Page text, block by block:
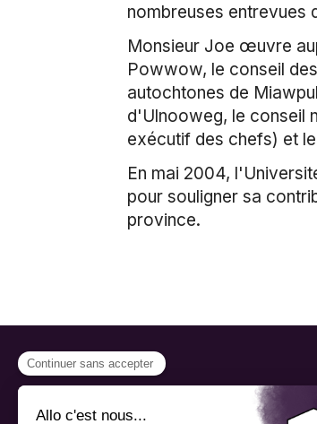
nombreuses entrevues
Monsieur Joe œuvre
Powwow, le conseil
autochtones de
d'Ulnooweg, le conseil
exécutif des chefs) et
En mai 2004,
pour souligner sa
province.